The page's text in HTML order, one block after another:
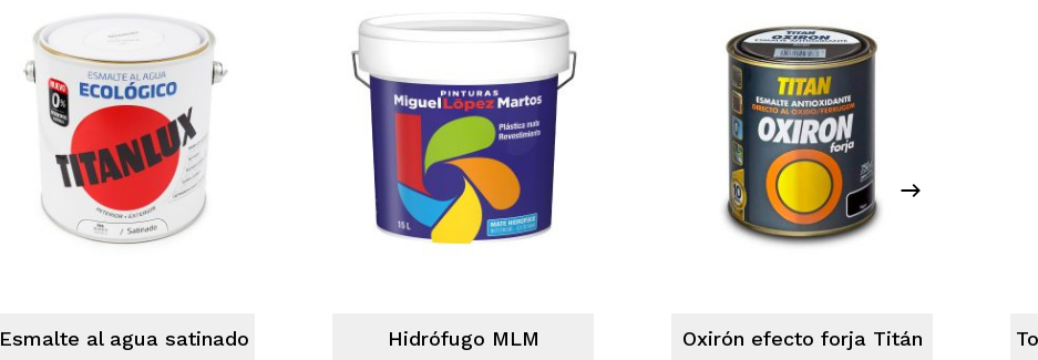
Esmalte al agua satinado
Hidrófugo MLM Oxirón efecto forja Titán